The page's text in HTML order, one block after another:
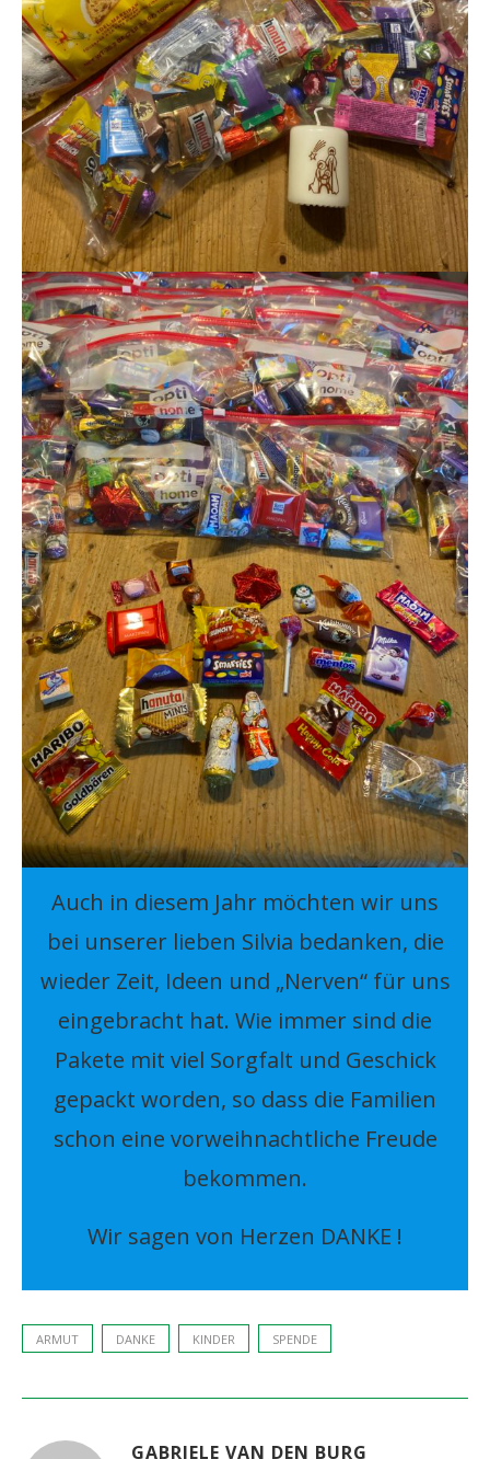
Auch in diesem Jahr möchten wir uns
bei unserer lieben Silvia bedanken, die
wieder Zeit, Ideen und „Nerven“ für uns
eingebracht hat. Wie immer sind die
Pakete mit viel Sorgfalt und Geschick
gepackt worden, so dass die Familien
schon eine vorweihnachtliche Freude
bekommen.
Wir sagen von Herzen DANKE !
ARMUT DANKE KINDER SPENDE
GABRIELE VAN DEN BURG